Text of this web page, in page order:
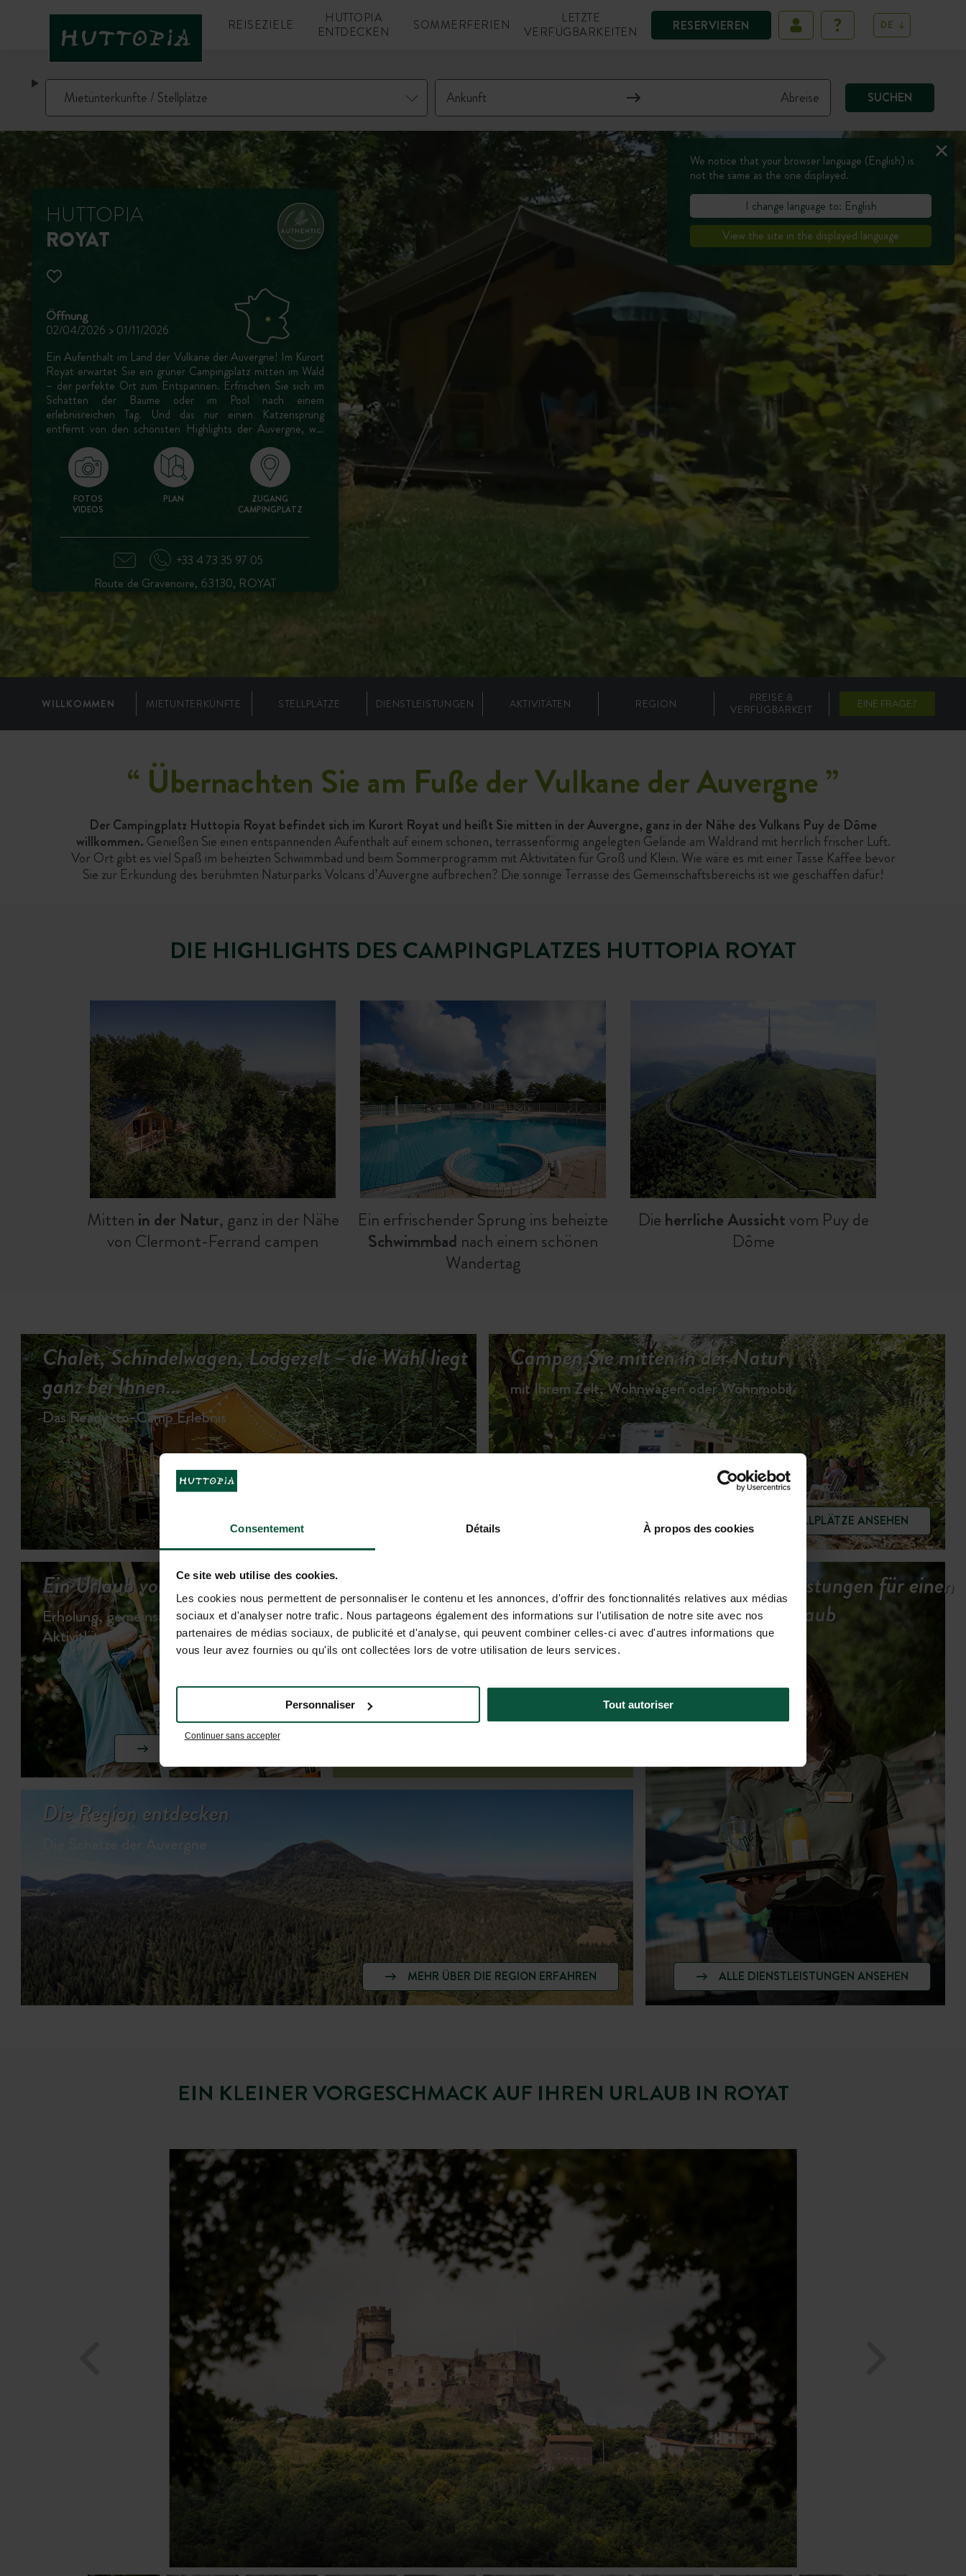
Consentement Détails À propos des cookies
Ce site web utilise des cookies.
Les cookies nous permettent de personnaliser le contenu et les annonces, d'offrir des fonctionnalités relatives aux médias
sociaux et d'analyser notre trafic. Nous partageons également des informations sur l'utilisation de notre site avec nos
partenaires de médias sociaux, de publicité et d'analyse, qui peuvent combiner celles-ci avec d'autres informations que
vous leur avez fournies ou qu'ils ont collectées lors de votre utilisation de leurs services.
Continuer sans accepter
Personnaliser Tout autoriser
RESERVIEREN
REISEZIELE
HUTTOPIA
ENTDECKEN
SOMMERFERIEN
LETZTE
VERFÜGBARKEITEN
DE
SUCHEN
HUTTOPIA
ROYAT
Öffnung
02/04/2026 > 01/11/2026
Ein Aufenthalt im Land der Vulkane der Auvergne! Im Kurort
Royat erwartet Sie ein grüner Campingplatz mitten im Wald
– der perfekte Ort zum Entspannen. Erfrischen Sie sich im
Schatten der Bäume oder im Pool nach einem
erlebnisreichen Tag. Und das nur einen Katzensprung
entfernt von den schönsten Highlights der Auvergne, wie
dem Puy de Dôme.
FOTOS
VIDEOS
PLAN
ZUGANG
CAMPINGPLATZ
+33 4 73 35 97 05
Route de Gravenoire, 63130, ROYAT
WILLKOMMEN MIETUNTERKÜNFTE STELLPLÄTZE DIENSTLEISTUNGEN AKTIVITÄTEN REGION
PREISE &
VERFÜGBARKEIT
EINE FRAGE?
“ Übernachten Sie am Fuße der Vulkane der Auvergne”
Der Campingplatz Huttopia Royat befindet sich im Kurort Royat und heißt Sie mitten in der Auvergne, ganz in der Nähe des Vulkans Puy de Dôme
willkommen. Genießen Sie einen entspannenden Aufenthalt auf einem schönen, terrassenförmig angelegten Gelände am Waldrand mit herrlich frischer Luft.
Vor Ort gibt es viel Spaß im beheizten Schwimmbad und beim Sommerprogramm mit Aktivitäten für Groß und Klein. Wie wäre es mit einer Tasse Kaffee bevor
Sie zur Erkundung des berühmten Naturparks Volcans d’Auvergne aufbrechen? Die sonnige Terrasse des Gemeinschaftsbereichs ist wie geschaffen dafür!
DIE HIGHLIGHTS DES CAMPINGPLATZES HUTTOPIA ROYAT
Mitten in der Natur, ganz in der Nähe
von Clermont-Ferrand campen
Ein erfrischender Sprung ins beheizte
Schwimmbad nach einem schönen
Wandertag
Die herrliche Aussicht vom Puy de
Dôme
Chalet, Schindelwagen, Lodgezelt – die Wahl liegt
ganz bei Ihnen...
Das Ready-to-Camp Erlebnis
Campen Sie mitten in der Natur
mit Ihrem Zelt, Wohnwagen oder Wohnmobil
STELLPLÄTZE ANSEHEN
Ein Urlaub voller Abwechslung...
Erholung, gemeinsame Momente &
Aktivitläten...
Unsere Dienstleistungen für einen
entspannten Urlaub
ALLE DIENSTLEISTUNGEN ANSEHEN
Die Region entdecken
Die Schätze der Auvergne
MEHR ÜBER DIE REGION ERFAHREN
EIN KLEINER VORGESCHMACK AUF IHREN URLAUB IN ROYAT
We notice that your browser language (English) is
not the same as the one displayed.
I change language to: English
View the site in the displayed language